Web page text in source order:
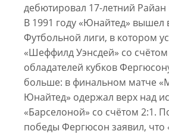
дебютировал 17-летний Райан
В 1991 году «Юнайтед» вышел
Футбольной лиги, в котором
«Шеффилд Уэнсдей» со счётом
обладателей кубков
больше: в финальном матче
Юнайтед» одержал верх над
«Барселоной» со счётом 2:1.
победы Фергюсон заявил, что